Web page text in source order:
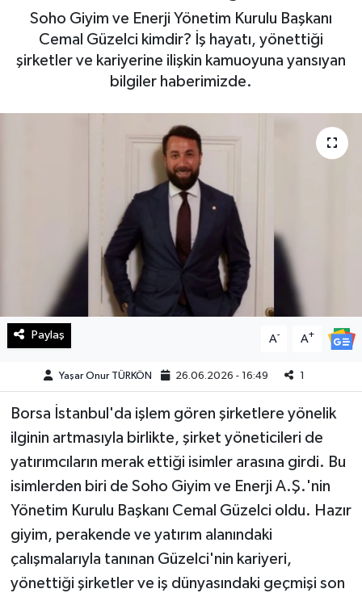
Soho Giyim ve Enerji Yönetim Kurulu Başkanı
Cemal Güzelci kimdir? İş hayatı, yönettiği
şirketler ve kariyerine ilişkin kamuoyuna yansıyan
bilgiler haberimizde.
Paylaş A- A+
Yaşar Onur TÜRKÖN 26.06.2026 - 16:49 1
Borsa İstanbul'da işlem gören şirketlere yönelik
ilginin artmasıyla birlikte, şirket yöneticileri de
yatırımcıların merak ettiği isimler arasına girdi. Bu
isimlerden biri de Soho Giyim ve Enerji A.Ş.'nin
Yönetim Kurulu Başkanı Cemal Güzelci oldu. Hazır
giyim, perakende ve yatırım alanındaki
çalışmalarıyla tanınan Güzelci'nin kariyeri,
yönettiği şirketler ve iş dünyasındaki geçmişi son
Haberde İnsan
Kültür Sanat
Magazin
Resmi İlan
Sağlık
Spor
Yaşam
KAHRAMANMARAŞ